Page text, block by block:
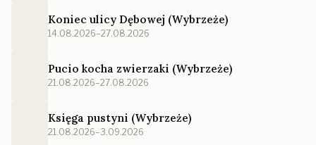
Koniec ulicy Dębowej (Wybrzeże)
14.08.2026–27.08.2026
Pucio kocha zwierzaki (Wybrzeże)
21.08.2026–27.08.2026
Księga pustyni (Wybrzeże)
21.08.2026–3.09.2026